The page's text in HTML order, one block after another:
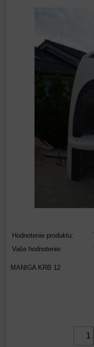
Hodnotenie produktu:
Vaše hodnotenie:
MANIGA KRB 12